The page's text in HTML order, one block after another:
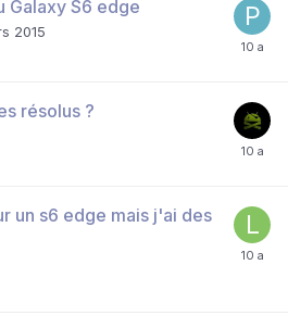
Galaxy S6 edge
2015
résolus ?
un s6 edge mais j'ai des